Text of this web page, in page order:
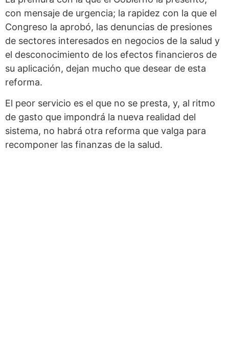
con mensaje de urgencia; la rapidez con la que el
Congreso la aprobó, las denuncias de presiones
de sectores interesados en negocios de la salud y
el desconocimiento de los efectos financieros de
su aplicación, dejan mucho que desear de esta
reforma.
El peor servicio es el que no se presta, y, al ritmo
de gasto que impondrá la nueva realidad del
sistema, no habrá otra reforma que valga para
recomponer las finanzas de la salud.